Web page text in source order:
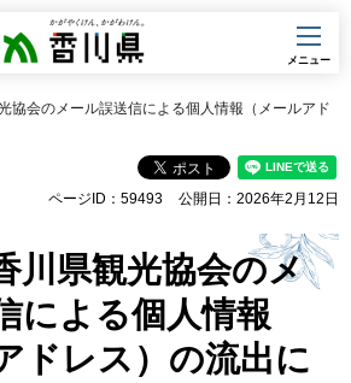
香川県
メニュー
協会のメール誤送信による個人情報（メールアド
ページID：59493 公開日：2026年2月12日
川県観光協会のメ
による個人情報
ドレス）の流出に